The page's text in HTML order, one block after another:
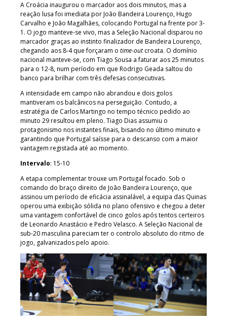
A Croácia inaugurou o marcador aos dois minutos, mas a
reação lusa foi imediata por João Bandeira Lourenço, Hugo
Carvalho e João Magalhães, colocando Portugal na frente por 3-
1. O jogo manteve-se vivo, mas a Seleção Nacional disparou no
marcador graças ao instinto finalizador de Bandeira Lourenço,
chegando aos 8-4 que forçaram o time-outcroata. O domínio
nacional manteve-se, com Tiago Sousa a faturar aos 25 minutos
para o 12-8, num período em que Rodrigo Geada saltou do
banco para brilhar com três defesas consecutivas.
A intensidade em campo não abrandou e dois golos
mantiveram os balcânicos na perseguição. Contudo, a
estratégia de Carlos Martingo no tempo técnico pedido ao
minuto 29 resultou em pleno. Tiago Dias assumiu o
protagonismo nos instantes finais, bisando no último minuto e
garantindo que Portugal saísse para o descanso com a maior
vantagem registada até ao momento.
Intervalo: 15-10
A etapa complementar trouxe um Portugal focado. Sob o
comando do braço direito de João Bandeira Lourenço, que
assinou um período de eficácia assinalável, a equipa das Quinas
operou uma exibição sólida no plano ofensivo e chegou a deter
uma vantagem confortável de cinco golos após tentos certeiros
de Leonardo Anastácio e Pedro Velasco. A Seleção Nacional de
sub-20 masculina pareciam ter o controlo absoluto do ritmo de
jogo, galvanizados pelo apoio.